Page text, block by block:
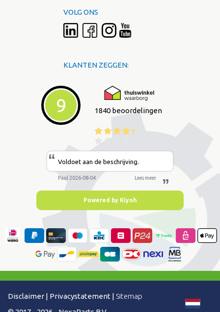
VOLG ONS
KLANTEN ZEGGEN:
9 1840 beoordelingen
“ Voldoet aan de beschrijving.
Paul 2026-08-04 Lees meer ”
Powered by Kiyoh
Disclaimer | Privacystatement | Sitemap